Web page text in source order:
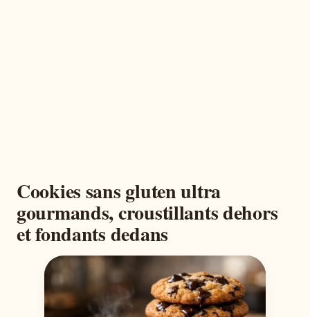
Cookies sans gluten ultra
gourmands, croustillants dehors
et fondants dedans